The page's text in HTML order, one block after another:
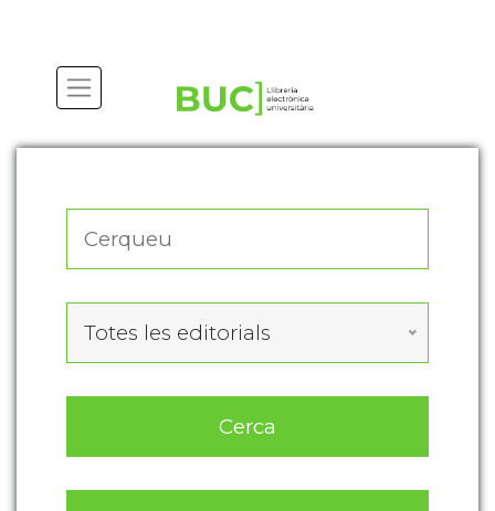
Totes les editorials
Cerca